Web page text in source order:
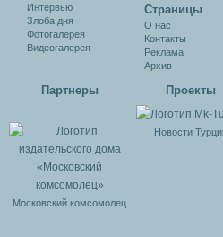
Интервью
Злоба дня
Фотогалерея
Видеогалерея
Cтраницы
О нас
Контакты
Реклама
Архив
Партнеры
Московский комсомолец
Проекты
Новости